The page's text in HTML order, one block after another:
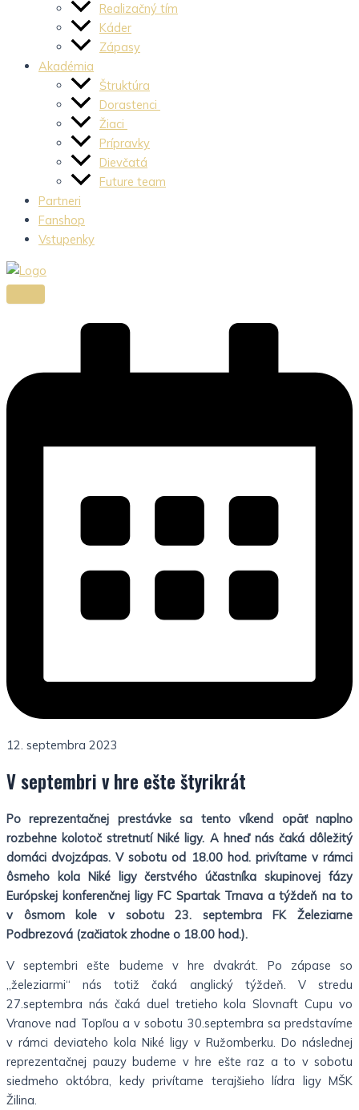
Realizačný tím
Káder
Zápasy
Akadémia
Štruktúra
Dorastenci
Žiaci
Prípravky
Dievčatá
Future team
Partneri
Fanshop
Vstupenky
12. septembra 2023
V septembri v hre ešte štyrikrát
Po reprezentačnej prestávke sa tento víkend opäť naplno
rozbehne kolotoč stretnutí Niké ligy. A hneď nás čaká dôležitý
domáci dvojzápas. V sobotu od 18.00 hod. privítame v rámci
ôsmeho kola Niké ligy čerstvého účastníka skupinovej fázy
Európskej konferenčnej ligy FC Spartak Trnava a týždeň na to
v ôsmom kole v sobotu 23. septembra FK Železiarne
Podbrezová (začiatok zhodne o 18.00 hod.).
V septembri ešte budeme v hre dvakrát. Po zápase so
„železiarmi“ nás totiž čaká anglický týždeň. V stredu
27.septembra nás čaká duel tretieho kola Slovnaft Cupu vo
Vranove nad Topľou a v sobotu 30.septembra sa predstavíme
v rámci deviateho kola Niké ligy v Ružomberku. Do následnej
reprezentačnej pauzy budeme v hre ešte raz a to v sobotu
siedmeho októbra, kedy privítame terajšieho lídra ligy MŠK
Žilina.